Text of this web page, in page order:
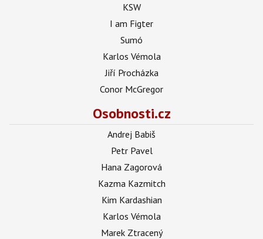
KSW
I am Figter
Sumó
Karlos Vémola
Jiří Procházka
Conor McGregor
Osobnosti.cz
Andrej Babiš
Petr Pavel
Hana Zagorová
Kazma Kazmitch
Kim Kardashian
Karlos Vémola
Marek Ztracený